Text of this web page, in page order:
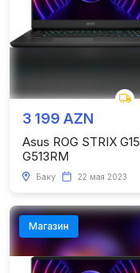
3 199 AZN
Asus ROG STRIX G15
G513RM
Баку 22 мая 2023
Магазин